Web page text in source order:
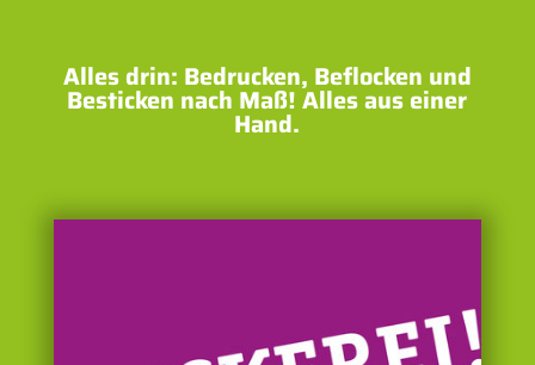
Alles drin: Bedrucken, Beflocken und
Besticken nach Maß! Alles aus einer
Hand.